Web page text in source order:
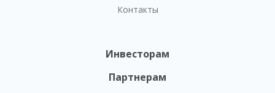
Контакты
Инвесторам
Партнерам